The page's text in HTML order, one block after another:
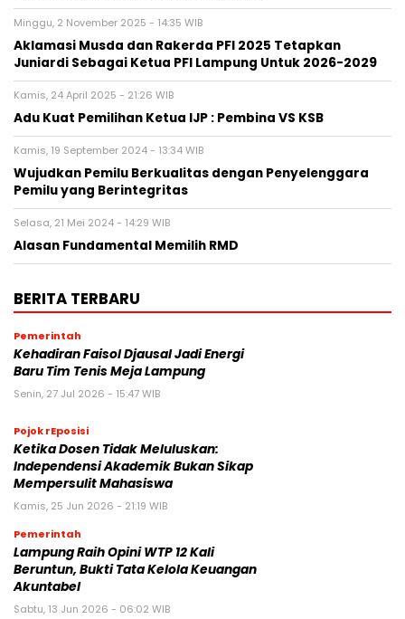
Minggu, 2 November 2025 - 14:35 WIB
Aklamasi Musda dan Rakerda PFI 2025 Tetapkan
Juniardi Sebagai Ketua PFI Lampung Untuk 2026-2029
Kamis, 24 April 2025 - 21:26 WIB
Adu Kuat Pemilihan Ketua IJP : Pembina VS KSB
Kamis, 19 September 2024 - 13:34 WIB
Wujudkan Pemilu Berkualitas dengan Penyelenggara
Pemilu yang Berintegritas
Selasa, 21 Mei 2024 - 14:29 WIB
Alasan Fundamental Memilih RMD
BERITA TERBARU
Pemerintah
Kehadiran Faisol Djausal Jadi Energi
Baru Tim Tenis Meja Lampung
Senin, 27 Jul 2026 - 15:47 WIB
Pojok rEposisi
Ketika Dosen Tidak Meluluskan:
Independensi Akademik Bukan Sikap
Mempersulit Mahasiswa
Kamis, 25 Jun 2026 - 21:19 WIB
Pemerintah
Lampung Raih Opini WTP 12 Kali
Beruntun, Bukti Tata Kelola Keuangan
Akuntabel
Sabtu, 13 Jun 2026 - 06:02 WIB